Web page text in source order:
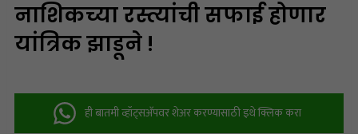
नाशिकच्या रस्त्यांची सफाई होणार
यांत्रिक झाडूने !
ही बातमी व्हॉट्सअ‍ॅपवर शेअर करण्यासाठी इथे क्लिक करा